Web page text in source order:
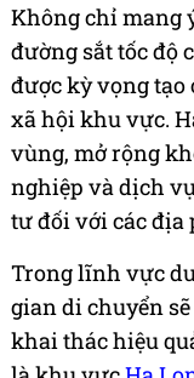
Không chỉ mang
đường sắt tốc độ
được kỳ vọng
xã hội khu vực.
vùng, mở rộng
nghiệp và dịch
tư đối với các địa
Trong lĩnh vực
gian di chuyển
khai thác hiệu